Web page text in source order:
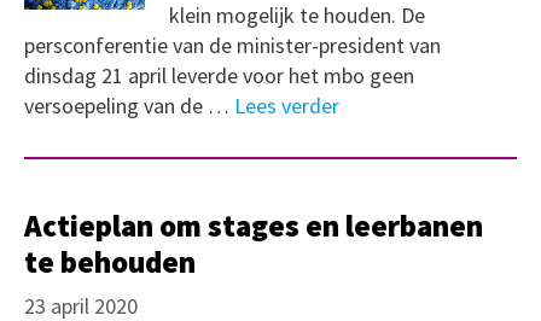
klein mogelijk te houden. De
persconferentie van de minister-president van
dinsdag 21 april leverde voor het mbo geen
versoepeling van de … Lees verder
Actieplan om stages en leerbanen
te behouden
23 april 2020